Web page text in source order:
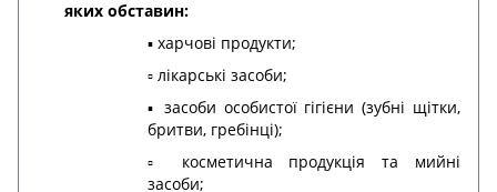
яких обставин:
▪️ харчові продукти;
▫️ лікарські засоби;
▪️ засоби особистої гігієни (зубні щітки,
бритви, гребінці);
▫️ косметична продукція та мийні
засоби;